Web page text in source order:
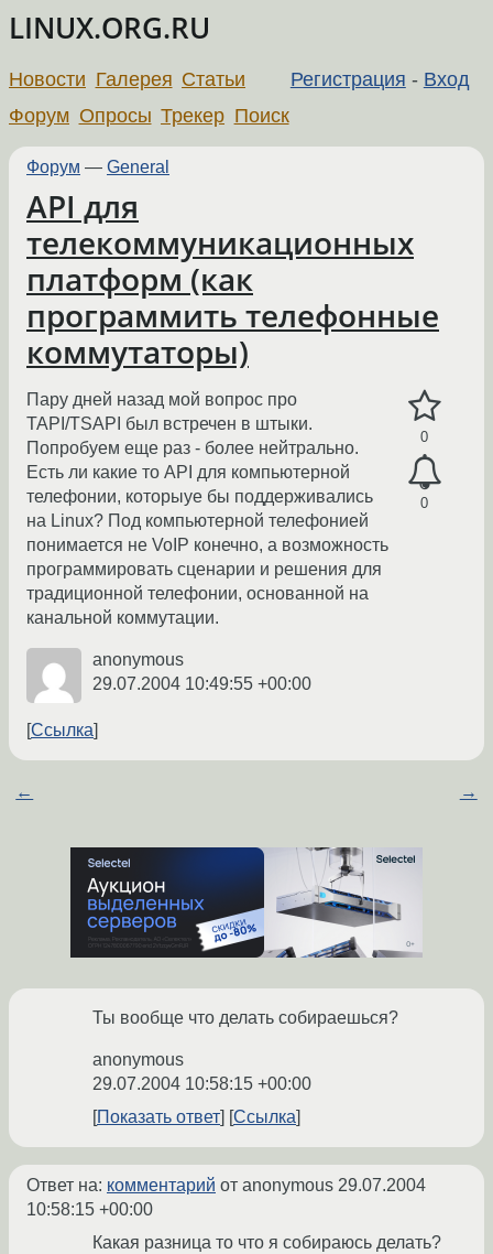
LINUX.ORG.RU
Регистрация - Вход
Новости Галерея Статьи
Форум Опросы Трекер Поиск
Форум — General
API для
телекоммуникационных
платформ (как
программить телефонные
коммутаторы)
0
0
Пару дней назад мой вопрос про
TAPI/TSAPI был встречен в штыки.
Попробуем еще раз - более нейтрально.
Есть ли какие то API для компьютерной
телефонии, которыуе бы поддерживались
на Linux? Под компьютерной телефонией
понимается не VoIP конечно, а возможность
программировать сценарии и решения для
традиционной телефонии, основанной на
канальной коммутации.
anonymous
29.07.2004 10:49:55 +00:00
Ссылка
← →
Ты вообще что делать собираешься?
anonymous
29.07.2004 10:58:15 +00:00
Показать ответ
Ссылка
Ответ на: комментарий от anonymous 29.07.2004
10:58:15 +00:00
Какая разница то что я собираюсь делать?